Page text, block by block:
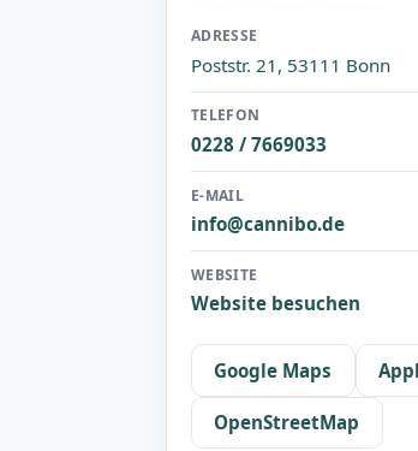
ADRESSE
Poststr. 21, 53111 Bonn
TELEFON
0228 / 7669033
E-MAIL
info@cannibo.de
WEBSITE
Website besuchen
Google Maps
OpenStreetMap